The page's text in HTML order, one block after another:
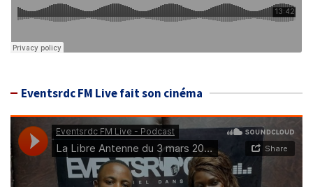
Eventsrdc FM Live fait son cinéma